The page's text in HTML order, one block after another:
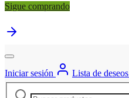
Sigue comprando
Iniciar sesión
Lista de deseos
Buscar: